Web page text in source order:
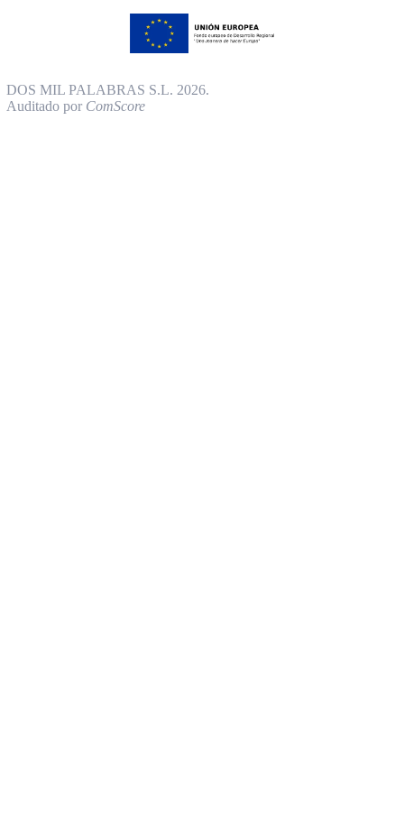
DOS MIL PALABRAS S.L. 2026.
Auditado por ComScore